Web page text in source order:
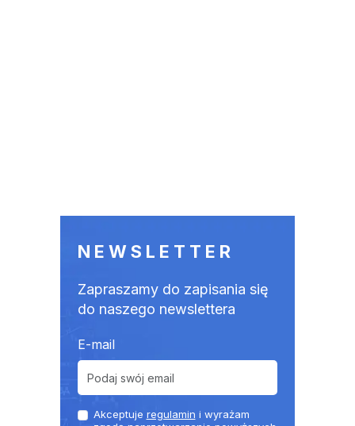
NEWSLETTER
Zapraszamy do zapisania się
do naszego newslettera
E-mail
Akceptuje regulamin i wyrażam